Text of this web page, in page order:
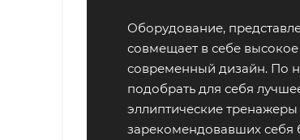
Оборудование,
совмещает в себе высокое
современный дизайн. По
подобрать для себя
эллиптические
зарекомендовавших себя